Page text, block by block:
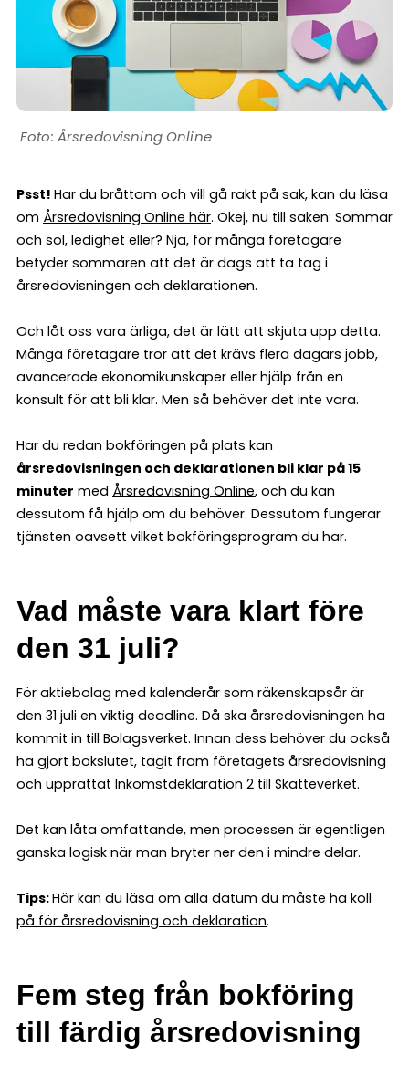
Årsredovisning Online
Psst! Har du bråttom och vill gå rakt på sak, kan du läsa
om Årsredovisning Online här. Okej, nu till saken: Sommar
och sol, ledighet eller? Nja, för många företagare
betyder sommaren att det är dags att ta tag i
årsredovisningen och deklarationen.
Och låt oss vara ärliga, det är lätt att skjuta upp detta.
Många företagare tror att det krävs flera dagars jobb,
avancerade ekonomikunskaper eller hjälp från en
konsult för att bli klar. Men så behöver det inte vara.
Har du redan bokföringen på plats kan
årsredovisningen och deklarationen bli klar på 15
minuter med Årsredovisning Online, och du kan
dessutom få hjälp om du behöver. Dessutom fungerar
tjänsten oavsett vilket bokföringsprogram du har.
Vad måste vara klart före
den 31 juli?
För aktiebolag med kalenderår som räkenskapsår är
den 31 juli en viktig deadline. Då ska årsredovisningen ha
kommit in till Bolagsverket. Innan dess behöver du också
ha gjort bokslutet, tagit fram företagets årsredovisning
och upprättat Inkomstdeklaration 2 till Skatteverket.
Det kan låta omfattande, men processen är egentligen
ganska logisk när man bryter ner den i mindre delar.
Tips:Här kan du läsa om alla datum du måste ha koll
på för årsredovisning och deklaration.
Fem steg från bokföring
till färdig årsredovisning